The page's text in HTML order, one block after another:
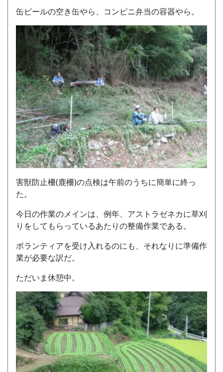
缶ビールの空き缶やら、コンビニ弁当の容器やら。
害獣防止柵(鹿柵)の点検は午前のうちに簡単に終っ
た。
今日の作業のメインは、例年、アストラゼネカに草刈
りをしてもらっているあたりの整備作業である。
ボランティアを受け入れるのにも、それなりに準備作
業が必要な訳だ。
ただいま休憩中。